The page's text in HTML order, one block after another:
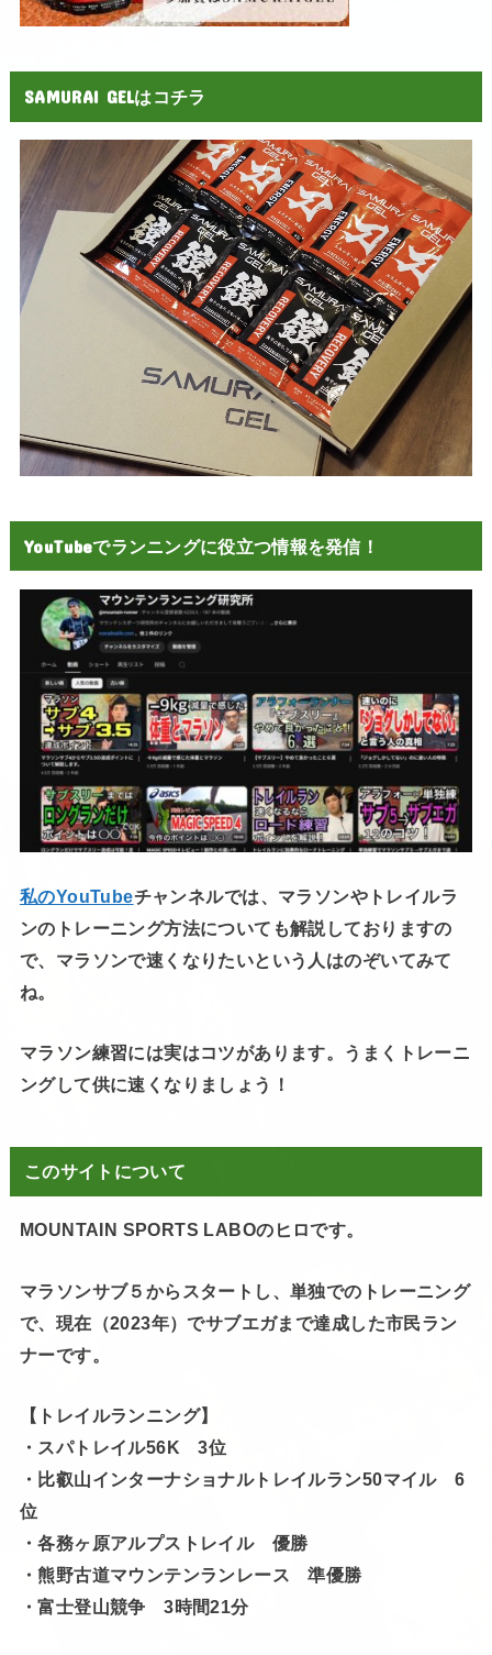
SAMURAI GELはコチラ
YouTubeでランニングに役立つ情報を発信！
私のYouTubeチャンネルでは、マラソンやトレイルラ
ンのトレーニング方法についても解説しておりますの
で、マラソンで速くなりたいという人はのぞいてみて
ね。
マラソン練習には実はコツがあります。うまくトレーニ
ングして供に速くなりましょう！
このサイトについて
MOUNTAIN SPORTS LABOのヒロです。
マラソンサブ５からスタートし、単独でのトレーニング
で、現在（2023年）でサブエガまで達成した市民ラン
ナーです。
【トレイルランニング】
・スパトレイル56K 3位
・比叡山インターナショナルトレイルラン50マイル 6
位
・各務ヶ原アルプストレイル 優勝
・熊野古道マウンテンランレース 準優勝
・富士登山競争 3時間21分